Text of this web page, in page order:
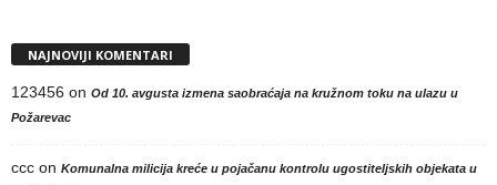
NAJNOVIJI KOMENTARI
123456 on Od 10. avgusta izmena saobraćaja na kružnom toku na ulazu u
Požarevac
ccc on Komunalna milicija kreće u pojačanu kontrolu ugostiteljskih objekata u